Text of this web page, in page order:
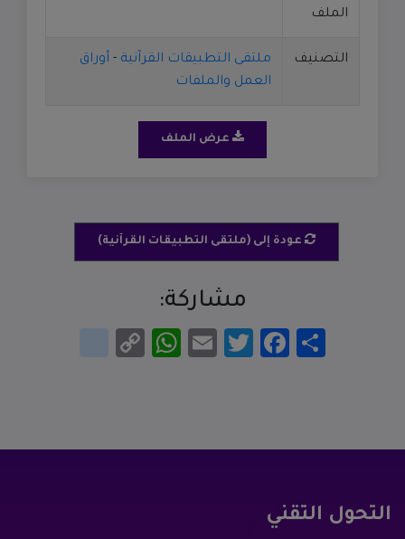
الملف
التصنيف ملتقى التطبيقات القرآنية - أوراق
العمل والملفات
عرض الملف
عودة إلى (ملتقى التطبيقات القرآنية)
مشاركة:
انشر Facebook
Twitter
Email
WhatsApp
Copy
Link
التحول التقني